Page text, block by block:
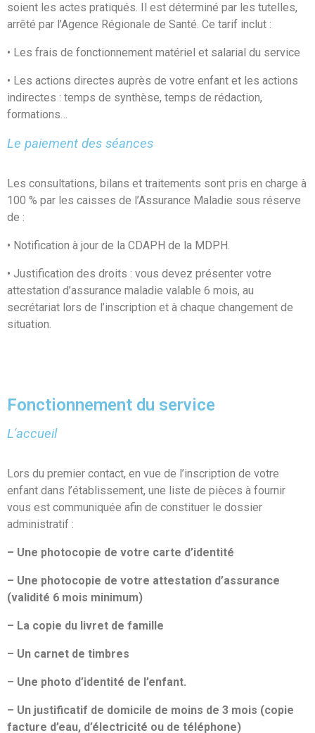
soient les actes pratiqués. Il est déterminé par les tutelles,
arrêté par l’Agence Régionale de Santé. Ce tarif inclut :
• Les frais de fonctionnement matériel et salarial du service
• Les actions directes auprès de votre enfant et les actions
indirectes : temps de synthèse, temps de rédaction,
formations…
Le paiement des séances
Les consultations, bilans et traitements sont pris en charge à
100 % par les caisses de l’Assurance Maladie sous réserve
de :
• Notification à jour de la CDAPH de la MDPH.
• Justification des droits : vous devez présenter votre
attestation d’assurance maladie valable 6 mois, au
secrétariat lors de l’inscription et à chaque changement de
situation.
Fonctionnement du service
L'accueil
Lors du premier contact, en vue de l’inscription de votre
enfant dans l’établissement, une liste de pièces à fournir
vous est communiquée afin de constituer le dossier
administratif :
– Une photocopie de votre carte d’identité
– Une photocopie de votre attestation d’assurance
(validité 6 mois minimum)
– La copie du livret de famille
– Un carnet de timbres
– Une photo d’identité de l’enfant.
– Un justificatif de domicile de moins de 3 mois (copie
facture d’eau, d’électricité ou de téléphone)